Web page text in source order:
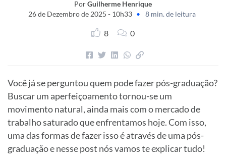
PorGuilherme Henrique
26 de Dezembro de 2025 - 10h33 • 8 min. de leitura
8 0
Você já se perguntou quem pode fazer pós-graduação?
Buscar um aperfeiçoamento tornou-se um
movimento natural, ainda mais com o mercado de
trabalho saturado que enfrentamos hoje. Com isso,
uma das formas de fazer isso é através de uma pós-
graduação e nesse post nós vamos te explicar tudo!